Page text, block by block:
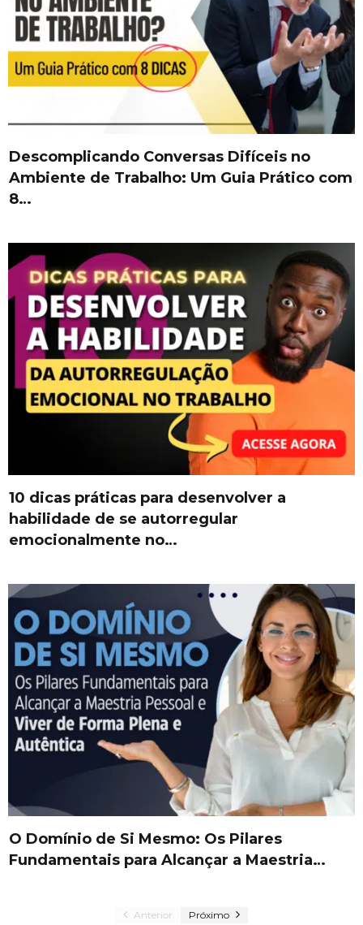
Descomplicando Conversas Difíceis no
Ambiente de Trabalho: Um Guia Prático com
8…
10 dicas práticas para desenvolver a
habilidade de se autorregular
emocionalmente no…
O Domínio de Si Mesmo: Os Pilares
Fundamentais para Alcançar a Maestria…
Anterior Próximo